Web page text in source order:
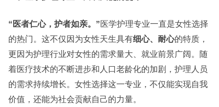
“医者仁心，护者如亲。”医学护理专业一直是女性选择
的热门。这不仅因为女性天生具有细心、耐心的特质，
更因为护理行业对女性的需求量大、就业前景广阔。随
着医疗技术的不断进步和人口老龄化的加剧，护理人员
的需求持续增长。女性选择这一专业，不仅能实现自我
价值，还能为社会贡献自己的力量。